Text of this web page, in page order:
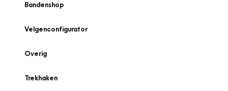
Bandenshop
Velgenconfigurator
Overig
Trekhaken